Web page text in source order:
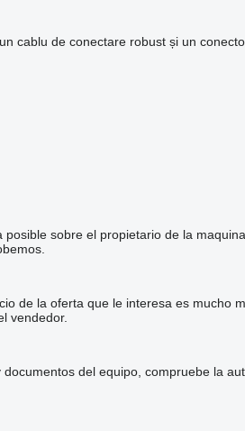
cablu de conectare robust și un
sobre el propietario de la
de la oferta que le interesa es mucho
vendedor.
del equipo, compruebe la